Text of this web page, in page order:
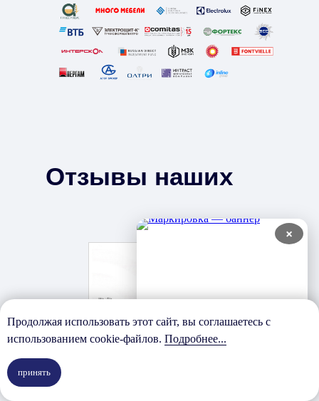
Отзывы наших
клиентов
Продолжая использовать этот сайт, вы соглашаетесь с
использованием cookie-файлов. Подробнее...
принять
×